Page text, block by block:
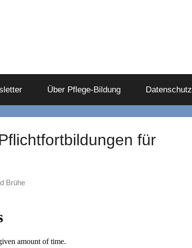
Über Pflege-Bildung Datenschutz
für
Brühe